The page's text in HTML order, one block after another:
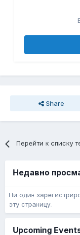
Share
Перейти к списку
Недавно
Ни один
эту страницу.
Upcoming